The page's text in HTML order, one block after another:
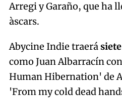
Arregi y Garaño, que ha
àscars.
Abycine Indie traerá
como Juan Albarracín
Human Hibernation' de
'From my cold dead